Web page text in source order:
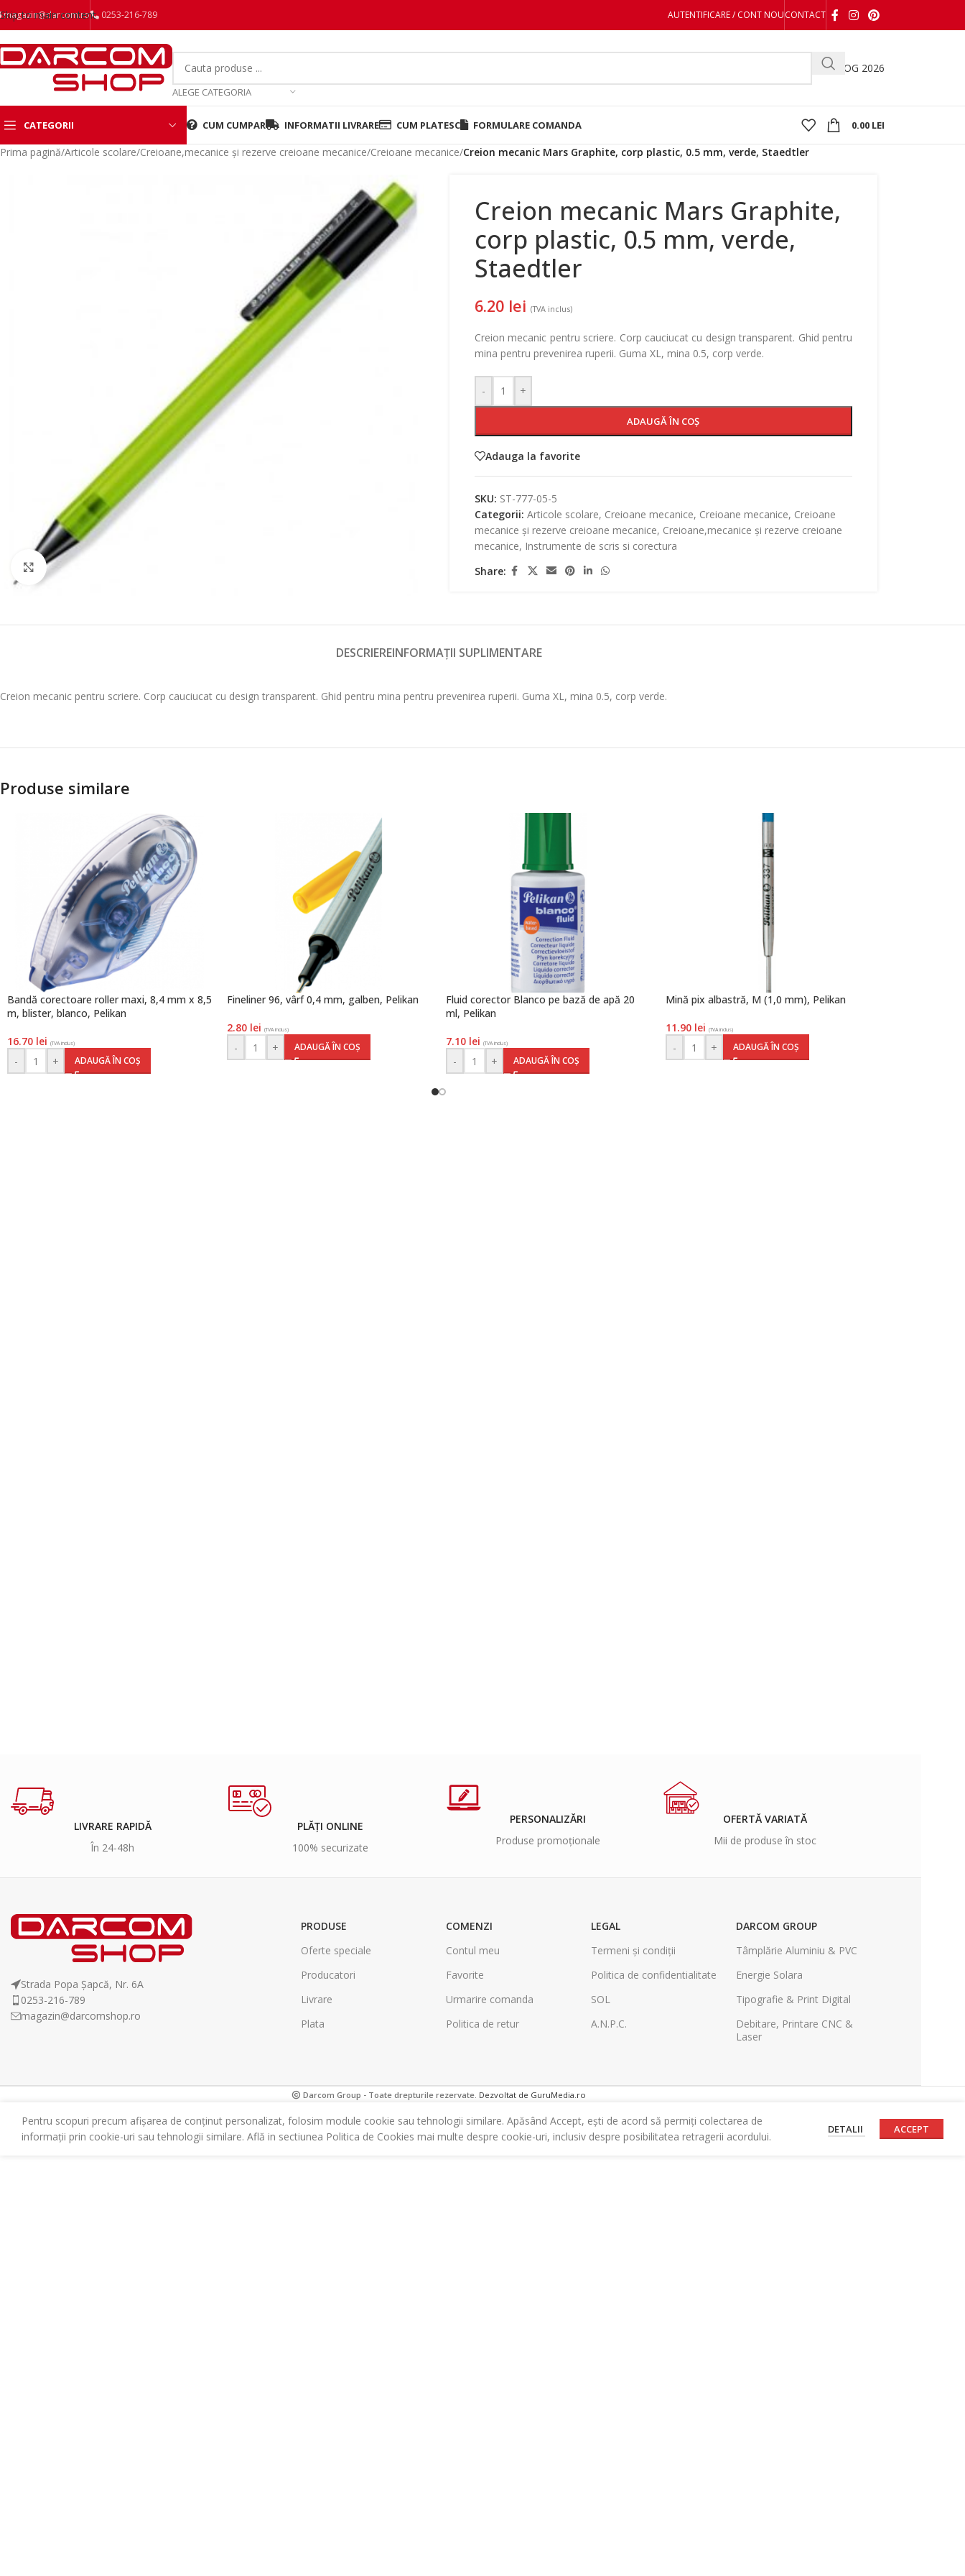
Skip to main content
magazin@darcom.ro 0253-216-789 AUTENTIFICARE / CONT NOUCONTACT
ALEGE CATEGORIA
CATALOG 2026
CATEGORII CUM CUMPAR INFORMATII LIVRARE CUM PLATESC FORMULARE COMANDA 0.00 LEI
Prima pagină/Articole scolare/Creioane,mecanice și rezerve creioane mecanice/Creioane mecanice/Creion mecanic Mars Graphite, corp plastic, 0.5 mm, verde, Staedtler
Mareste
Creion mecanic Mars Graphite,
corp plastic, 0.5 mm, verde,
Staedtler
6.20 lei (TVA inclus)
Creion mecanic pentru scriere. Corp cauciucat cu design transparent. Ghid pentru
mina pentru prevenirea ruperii. Guma XL, mina 0.5, corp verde.
- +
ADAUGĂ ÎN COȘ
Adauga la favorite
SKU: ST-777-05-5
Categorii: Articole scolare, Creioane mecanice, Creioane mecanice, Creioane
mecanice și rezerve creioane mecanice, Creioane,mecanice și rezerve creioane
mecanice, Instrumente de scris si corectura
Share:
DESCRIEREINFORMAȚII SUPLIMENTARE
Creion mecanic pentru scriere. Corp cauciucat cu design transparent. Ghid pentru mina pentru prevenirea ruperii. Guma XL, mina 0.5, corp verde.
Produse similare
Bandă corectoare roller maxi, 8,4 mm x 8,5
m, blister, blanco, Pelikan
16.70 lei (TVA inclus)
- + ADAUGĂ ÎN COȘ
Fineliner 96, vârf 0,4 mm, galben, Pelikan
2.80 lei (TVA inclus)
- + ADAUGĂ ÎN COȘ
Fluid corector Blanco pe bază de apă 20
ml, Pelikan
7.10 lei (TVA inclus)
- + ADAUGĂ ÎN COȘ
Mină pix albastră, M (1,0 mm), Pelikan
11.90 lei (TVA inclus)
- + ADAUGĂ ÎN COȘ
LIVRARE RAPIDĂ
În 24-48h
PLĂȚI ONLINE
100% securizate
PERSONALIZĂRI
Produse promoționale
OFERTĂ VARIATĂ
Mii de produse în stoc
Strada Popa Șapcă, Nr. 6A
0253-216-789
magazin@darcomshop.ro
PRODUSE
Oferte speciale
Producatori
Livrare
Plata
COMENZI
Contul meu
Favorite
Urmarire comanda
Politica de retur
LEGAL
Termeni și condiții
Politica de confidentialitate
SOL
A.N.P.C.
DARCOM GROUP
Tâmplărie Aluminiu & PVC
Energie Solara
Tipografie & Print Digital
Debitare, Printare CNC &
Laser
Darcom Group - Toate drepturile rezervate. Dezvoltat de GuruMedia.ro
Pentru scopuri precum afișarea de conținut personalizat, folosim module cookie sau tehnologii similare. Apăsând Accept, ești de acord să permiți colectarea de
informații prin cookie-uri sau tehnologii similare. Află in sectiunea Politica de Cookies mai multe despre cookie-uri, inclusiv despre posibilitatea retragerii acordului.
DETALII ACCEPT